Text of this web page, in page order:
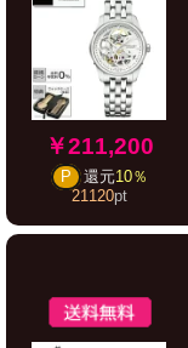
￥211,200
P 還元10％
21120pt